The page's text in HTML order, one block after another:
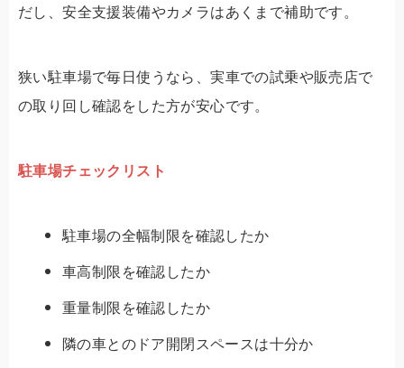
だし、安全支援装備やカメラはあくまで補助です。
狭い駐車場で毎日使うなら、実車での試乗や販売店で
の取り回し確認をした方が安心です。
駐車場チェックリスト
駐車場の全幅制限を確認したか
車高制限を確認したか
重量制限を確認したか
隣の車とのドア開閉スペースは十分か